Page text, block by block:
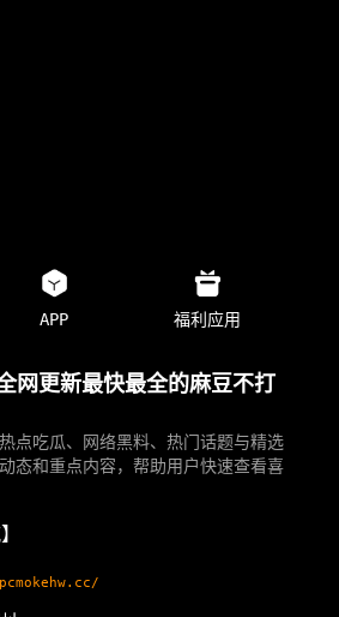
APP 福利应用
更新最快最全的麻豆不打
点吃瓜、网络黑料、热门话题与精选
态和重点内容，帮助用户快速查看喜